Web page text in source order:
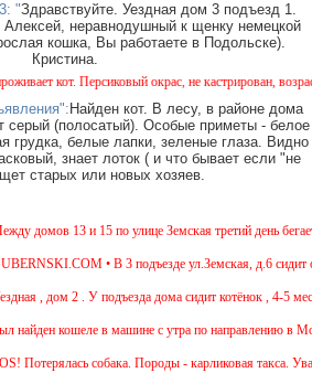
"Здравствуйте. Уездная дом 3 подъезд 1.
Алексей, неравнодушный к щенку немецкой
кошка, Вы работаете в Подольске).
Кристина.
кот. Персиковый окрас, не кастрирован,
Найден кот. В лесу, в районе дома
серый (полосатый). Особые приметы - белое
грудка, белые лапки, зеленые глаза. Видно
знает лоток ( и что бывает если "не
старых или новых хозяев.
домов 13 и 15 по улице Земская третий день
• В 3 подъезде ул.Земская, д.6 сидит
, дом 2 . У подъезда дома сидит котёнок , 4-5
найден кошеле в машине с утра по направлению в
Потерялась собака. Породы - карликовая такса.